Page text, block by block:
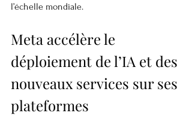
l’échelle mondiale.
Meta accélère le
déploiement de l’IA et des
nouveaux services sur ses
plateformes